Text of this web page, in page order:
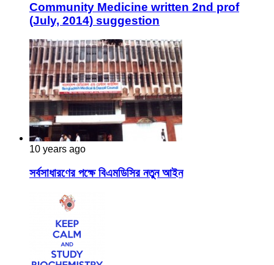
Community Medicine written 2nd prof
(July, 2014) suggestion
10 years ago
সর্বসাধারণের পক্ষে বিএমডিসির নতুন আইন